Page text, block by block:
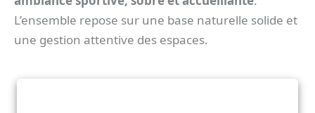
L’ensemble repose sur une base naturelle solide et
une gestion attentive des espaces.